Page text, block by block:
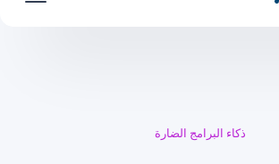
ذكاء البرامج الضارة